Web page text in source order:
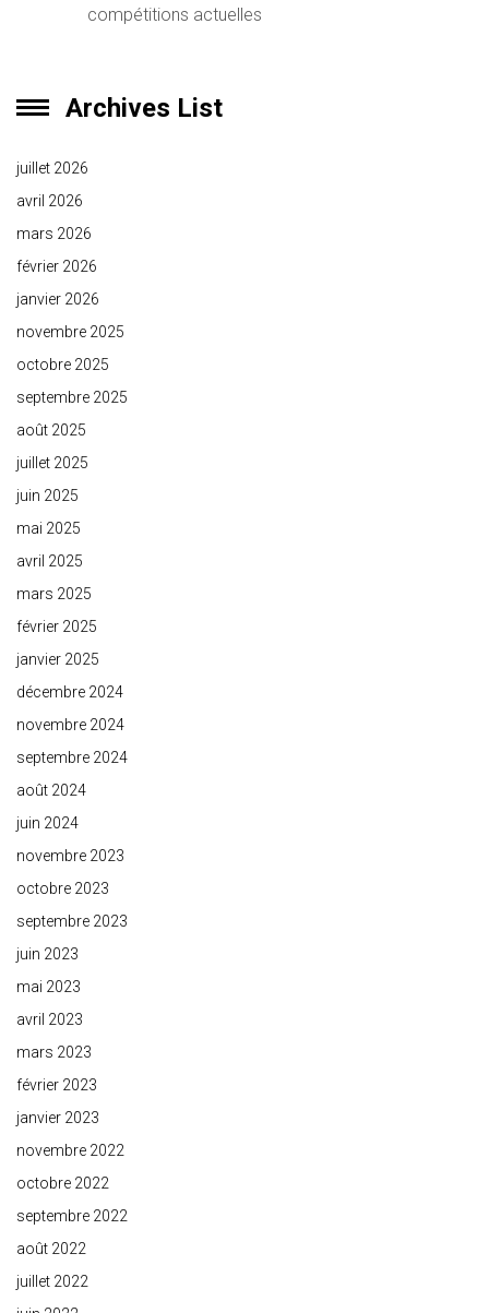
compétitions actuelles
Archives List
juillet 2026
avril 2026
mars 2026
février 2026
janvier 2026
novembre 2025
octobre 2025
septembre 2025
août 2025
juillet 2025
juin 2025
mai 2025
avril 2025
mars 2025
février 2025
janvier 2025
décembre 2024
novembre 2024
septembre 2024
août 2024
juin 2024
novembre 2023
octobre 2023
septembre 2023
juin 2023
mai 2023
avril 2023
mars 2023
février 2023
janvier 2023
novembre 2022
octobre 2022
septembre 2022
août 2022
juillet 2022